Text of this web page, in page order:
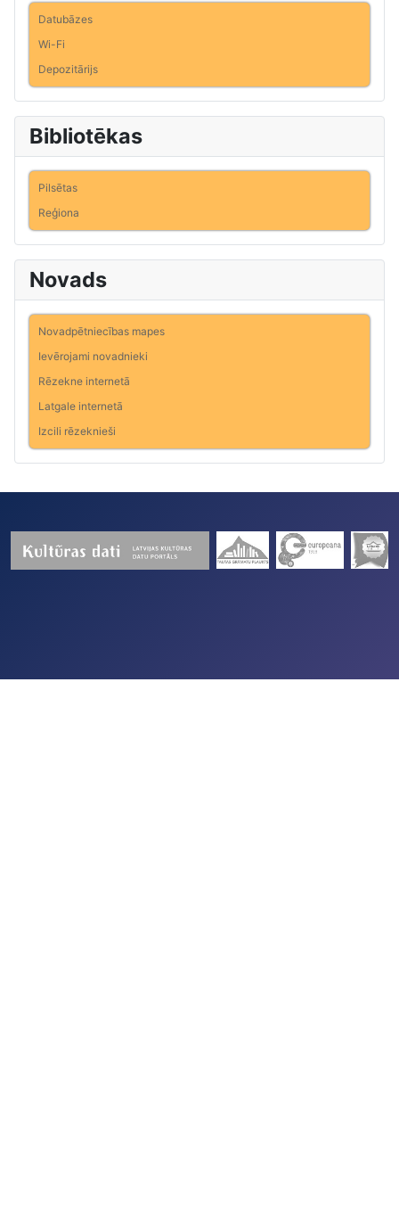
Datubāzes
Wi-Fi
Depozitārijs
Bibliotēkas
Pilsētas
Reģiona
Novads
Novadpētniecības mapes
Ievērojami novadnieki
Rēzekne internetā
Latgale internetā
Izcili rēzeknieši